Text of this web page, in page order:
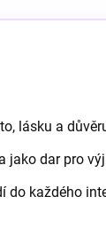
lásku a
jako dar pro
do každého